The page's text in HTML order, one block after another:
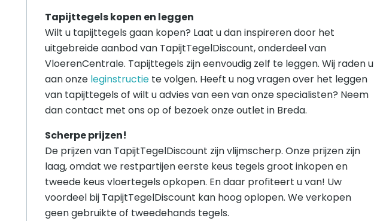
Tapijttegels kopen en leggen
Wilt u tapijttegels gaan kopen? Laat u dan inspireren door het
uitgebreide aanbod van TapijtTegelDiscount, onderdeel van
VloerenCentrale. Tapijttegels zijn eenvoudig zelf te leggen. Wij raden u
aan onze leginstructie te volgen. Heeft u nog vragen over het leggen
van tapijttegels of wilt u advies van een van onze specialisten? Neem
dan contact met ons op of bezoek onze outlet in Breda.
Scherpe prijzen!
De prijzen van TapijtTegelDiscount zijn vlijmscherp. Onze prijzen zijn
laag, omdat we restpartijen eerste keus tegels groot inkopen en
tweede keus vloertegels opkopen. En daar profiteert u van! Uw
voordeel bij TapijtTegelDiscount kan hoog oplopen. We verkopen
geen gebruikte of tweedehands tegels.